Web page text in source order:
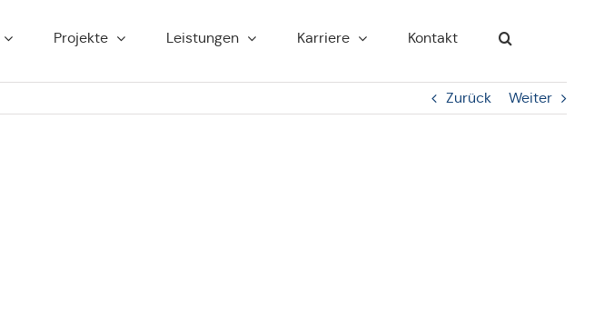
Pro­jek­te Leis­tun­gen Kar­rie­re Kontakt
Zurück Weiter